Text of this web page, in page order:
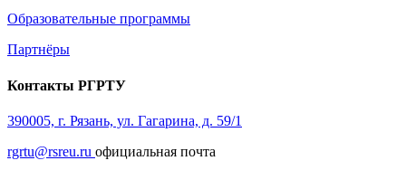
Образовательные программы
Партнёры
Контакты РГРТУ
390005, г. Рязань, ул. Гагарина, д. 59/1
rgrtu@rsreu.ru официальная почта